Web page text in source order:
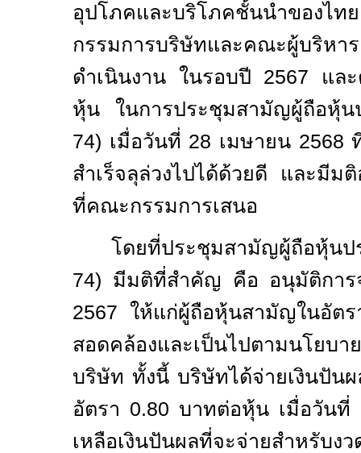
อุปโภคและบริโภคชั้นนำขอ
กรรมการบริษัทและคณะผู้บริ
ดำเนินงาน ในรอบปี 2567 แล
หุ้น ในการประชุมสามัญผู้ถือหุ้น
74) เมื่อวันที่ 28 เมษายน 2568
สำเร็จลุล่วงไปได้ด้วยดี และมีม
ที่คณะกรรมการเสนอ
โดยที่ประชุมสามัญผู้ถือหุ้น
74) มีมติที่สำคัญ คือ อนุมัติการ
2567 ให้แก่ผู้ถือหุ้นสามัญในอัต
สอดคล้องและเป็นไปตามนโยบา
บริษัท ทั้งนี้ บริษัทได้จ่ายเงินปันผ
อัตรา 0.80 บาทต่อหุ้น เมื่อวัน
เหลือเงินปันผลที่จะจ่ายสำหรับ